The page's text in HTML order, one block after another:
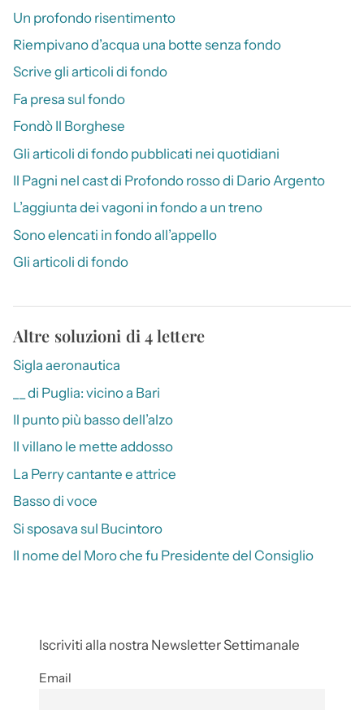
Un profondo risentimento
Riempivano d’acqua una botte senza fondo
Scrive gli articoli di fondo
Fa presa sul fondo
Fondò Il Borghese
Gli articoli di fondo pubblicati nei quotidiani
Il Pagni nel cast di Profondo rosso di Dario Argento
L’aggiunta dei vagoni in fondo a un treno
Sono elencati in fondo all’appello
Gli articoli di fondo
Altre soluzioni di 4 lettere
Sigla aeronautica
__ di Puglia: vicino a Bari
Il punto più basso dell’alzo
Il villano le mette addosso
La Perry cantante e attrice
Basso di voce
Si sposava sul Bucintoro
Il nome del Moro che fu Presidente del Consiglio
Iscriviti alla nostra Newsletter Settimanale
Email